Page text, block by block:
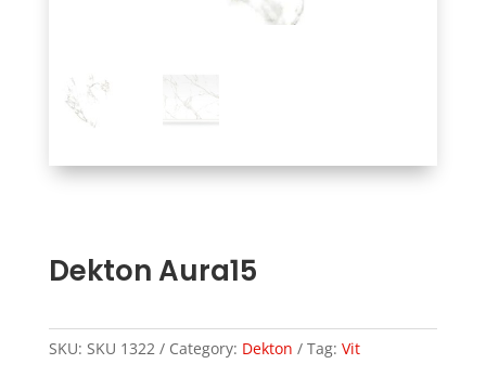
Dekton Aura15
SKU: SKU 1322 Category: Dekton Tag: Vit